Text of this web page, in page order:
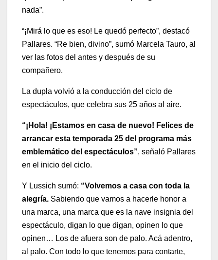
nada”.
“¡Mirá lo que es eso! Le quedó perfecto”, destacó
Pallares. “Re bien, divino”, sumó Marcela Tauro, al
ver las fotos del antes y después de su
compañero.
La dupla volvió a la conducción del ciclo de
espectáculos, que celebra sus 25 años al aire.
“¡Hola! ¡Estamos en casa de nuevo! Felices de
arrancar esta temporada 25 del programa más
emblemático del espectáculos”, señaló Pallares
en el inicio del ciclo.
Y Lussich sumó: “Volvemos a casa con toda la
alegría. Sabiendo que vamos a hacerle honor a
una marca, una marca que es la nave insignia del
espectáculo, digan lo que digan, opinen lo que
opinen… Los de afuera son de palo. Acá adentro,
al palo. Con todo lo que tenemos para contarte,